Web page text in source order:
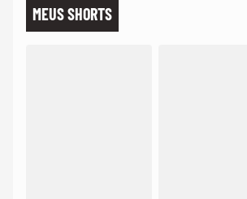
MEUS SHORTS